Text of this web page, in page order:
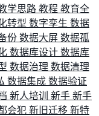
学思路 教程 教育全
转型 数字孪生 数据
份 数据大屏 数据孤
数据库设计 数据库
数据治理 数据清理
数据集成 数据验证
新人培训 新手 新手
会犯 新旧迁移 新特